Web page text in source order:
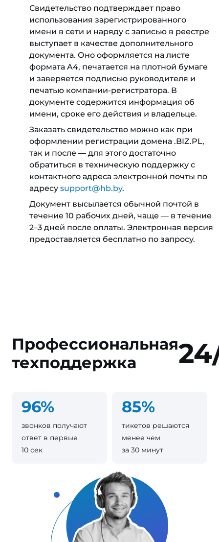
Свидетельство подтверждает право
использования зарегистрированного
имени в сети и наряду с записью в реестре
выступает в качестве дополнительного
документа. Оно оформляется на листе
формата A4, печатается на плотной бумаге
и заверяется подписью руководителя и
печатью компании-регистратора. В
документе содержится информация об
имени, сроке его действия и владельце.
Заказать свидетельство можно как при
оформлении регистрации домена .BIZ.PL,
так и после — для этого достаточно
обратиться в техническую поддержку с
контактного адреса электронной почты по
адресу support@hb.by.
Документ высылается обычной почтой в
течение 10 рабочих дней, чаще — в течение
2–3 дней после оплаты. Электронная версия
предоставляется бесплатно по запросу.
Профессиональная
техподдержка
96%
звонков получают
ответ в первые
10 сек
85%
тикетов решаются
менее чем
за 30 минут